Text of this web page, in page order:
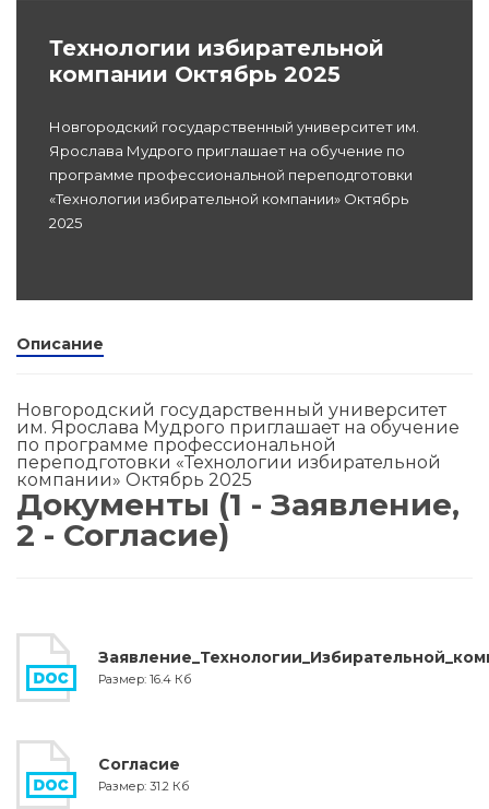
подготовки
Проф
(Скрытые)
Технологии избирательной
компании Октябрь 2025
Новгородский государственный университет им.
Ярослава Мудрого приглашает на обучение по
программе профессиональной переподготовки
«Технологии избирательной компании» Октябрь
2025
Описание
Новгородский государственный университет
им. Ярослава Мудрого приглашает на обучение
по программе профессиональной
переподготовки «Технологии избирательной
компании» Октябрь 2025
Документы (1 - Заявление,
2 - Согласие)
Размер: 16.4 Кб
Согласие
Размер: 31.2 Кб